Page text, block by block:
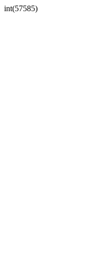
int(57585)